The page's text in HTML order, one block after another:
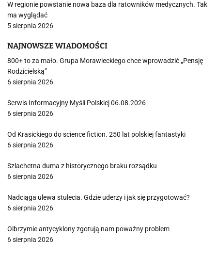
W regionie powstanie nowa baza dla ratowników medycznych. Tak
ma wyglądać
5 sierpnia 2026
NAJNOWSZE WIADOMOŚCI
800+ to za mało. Grupa Morawieckiego chce wprowadzić „Pensję
Rodzicielską”
6 sierpnia 2026
Serwis Informacyjny Myśli Polskiej 06.08.2026
6 sierpnia 2026
Od Krasickiego do science fiction. 250 lat polskiej fantastyki
6 sierpnia 2026
Szlachetna duma z historycznego braku rozsądku
6 sierpnia 2026
Nadciąga ulewa stulecia. Gdzie uderzy i jak się przygotować?
6 sierpnia 2026
Olbrzymie antycyklony zgotują nam poważny problem
6 sierpnia 2026